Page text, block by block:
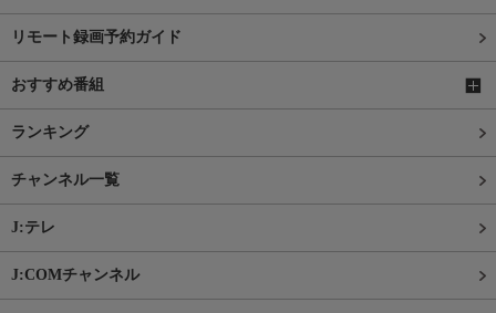
リモート録画予約ガイド
おすすめ番組
ランキング
チャンネル一覧
J:テレ
J:COMチャンネル